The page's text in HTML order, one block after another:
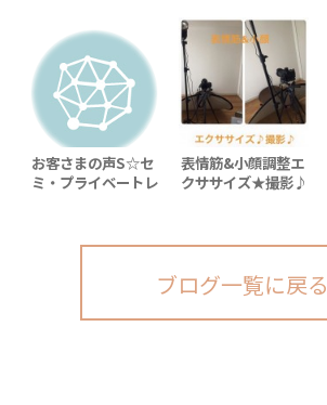
お客さまの声S☆セ
ミ・プライベートレ
表情筋&小顔調整エ
クササイズ★撮影♪
ブログ一覧に戻る